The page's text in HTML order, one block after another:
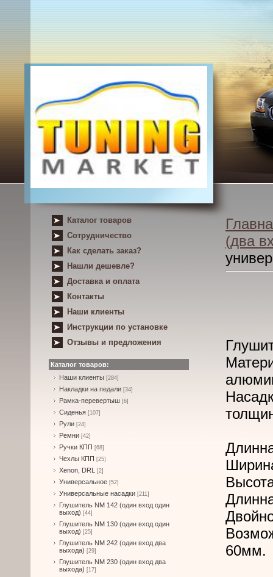
Каталог товаров
Сотрудничество
Как сделать заказ?
Нашли дешевле?
Доставка и оплата
Контакты
Наши клиенты
Инструкции по установке
Отзывы и предложения
Каталог товаров:
Наши клиенты [284]
Накладки на педали [34]
Рамка-перевертыш [6]
Сиденья [107]
Рули [24]
Ремни [42]
Ручки КПП [68]
Чехлы КПП [25]
Xenon, DRL [2]
Универсальное [52]
Универсальные насадки [211]
Глушитель NM 142 (один вход один
выход) [44]
Глушитель NM 130 (один вход один
выход) [25]
Глушитель NM 242 (один вход два
выхода) [29]
Глушитель NM 230 (один вход два
выхода) [17]
(два
60мм.